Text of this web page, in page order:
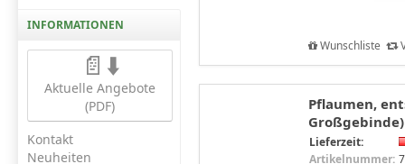
INFORMATIONEN
📄⬇️
Aktuelle Angebote
(PDF)
Kontakt
Neuheiten
Wunschliste
Pflaumen,
Großgebinde)
Lieferzeit:
Artikelnummer: